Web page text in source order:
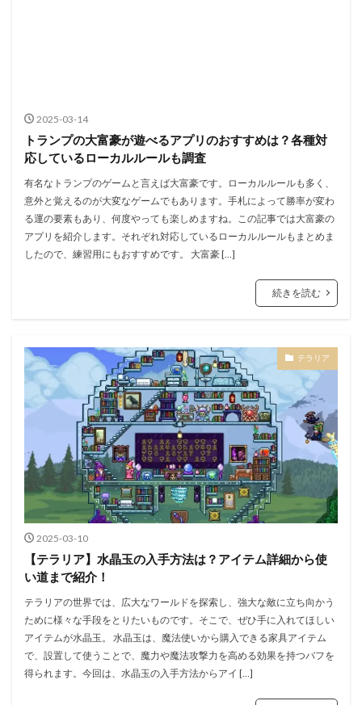
2025-03-14
トランプの大富豪が遊べるアプリのおすすめは？各種対
応しているローカルルールも調査
有名なトランプのゲームと言えば大富豪です。ローカルルールも多く、
意外と覚えるのが大変なゲームでもあります。手札によって勝率が変わ
る運の要素もあり、何度やっても楽しめますね。この記事では大富豪の
アプリを紹介します。それぞれ対応しているローカルルールもまとめま
したので、練習用にもおすすめです。 大富豪 […]
続きを読む
テラリア
2025-03-10
【テラリア】水晶玉の入手方法は？アイテム詳細から使
い道まで紹介！
テラリアの世界では、広大なワールドを探索し、強大な敵に立ち向かう
ために様々な手段をとりたいものです。そこで、ぜひ手に入れてほしい
アイテムが水晶玉。 水晶玉は、魔法使いから購入できる家具アイテム
で、設置して使うことで、魔力や魔法攻撃力を高める効果を持つバフを
得られます。今回は、水晶玉の入手方法からアイ […]